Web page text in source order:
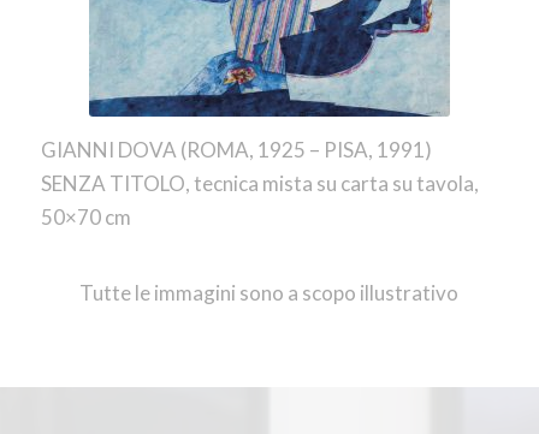
GIANNI DOVA (ROMA, 1925 – PISA, 1991)
SENZA TITOLO, tecnica mista su carta su tavola,
50×70 cm
Tutte le immagini sono a scopo illustrativo